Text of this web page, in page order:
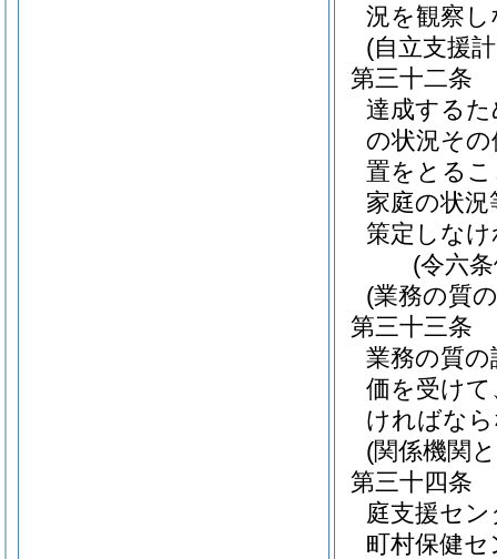
況を観察
(自立支援
第三十二条
達成する
の状況そ
置をとる
家庭の状
策定しな
(令六
(業務の質
第三十三条
業務の質
価を受け
ければな
(関係機関
第三十四条
庭支援セ
町村保健